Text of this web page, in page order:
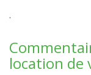
.
location de